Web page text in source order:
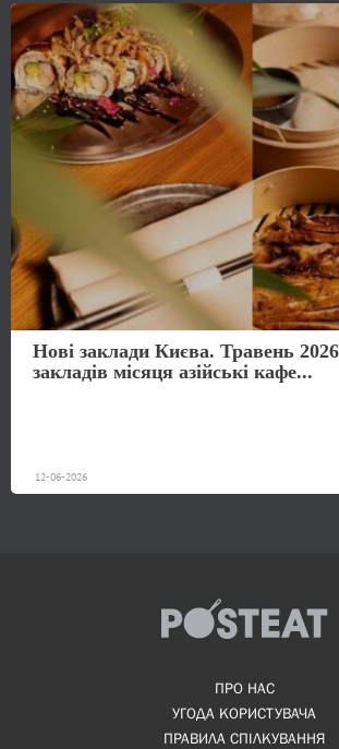
Нові заклади Києва. Травень
закладів місяця азійські кафе...
12-06-2026
ПРО НАС
УГОДА КОРИСТУВАЧА
ПРАВИЛА СПІЛКУВАННЯ